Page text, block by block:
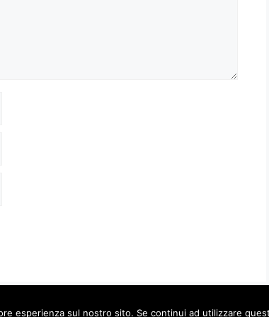
esperienza sul nostro sito. Se continui ad utilizzare